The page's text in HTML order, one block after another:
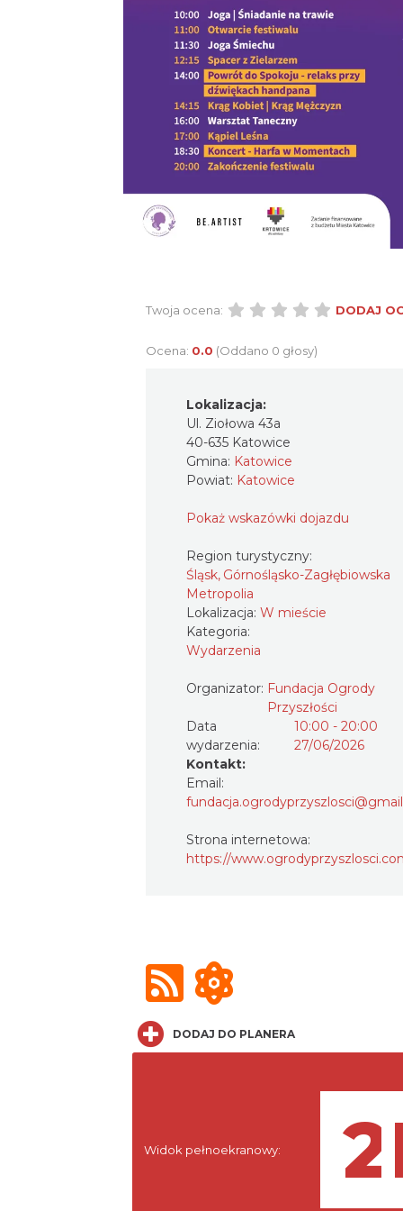
Twoja ocena: DODAJ
Ocena: 0.0 (Oddano 0 głosy)
Lokalizacja:
Ul. Ziołowa 43a
40-635 Katowice
Gmina: Katowice
Powiat: Katowice
Pokaż wskazówki dojazdu
Region turystyczny:
Śląsk, Górnośląsko-Zagłębiowska
Metropolia
Lokalizacja: W mieście
Kategoria:
Wydarzenia
Organizator: Fundacja Ogrody
Przyszłości
Data
wydarzenia:
10:00 - 20:00
27/06/2026
Kontakt:
Email:
Strona internetowa:
https://
DODAJ DO PLANERA
Widok pełnoekranowy: